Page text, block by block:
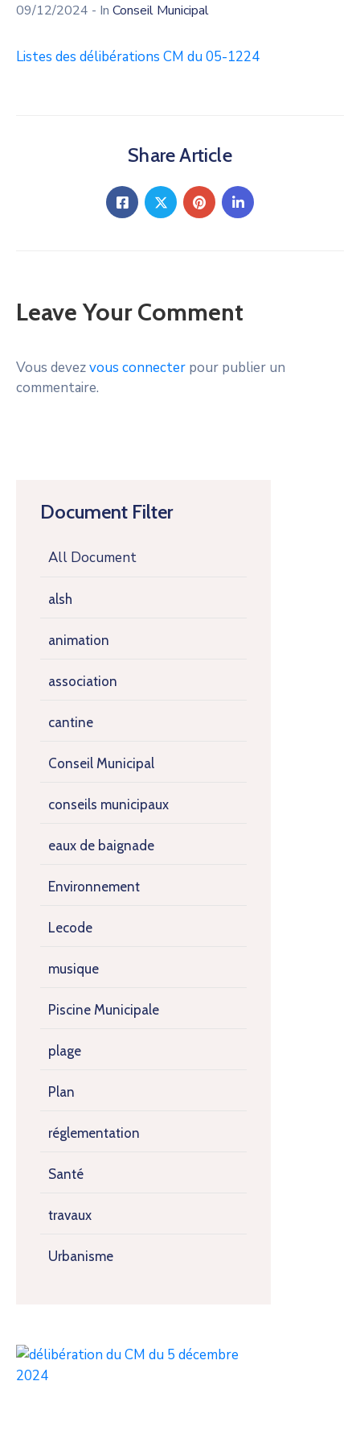
Document Filter
All Document
alsh
animation
association
cantine
Conseil Municipal
conseils municipaux
eaux de baignade
Environnement
Lecode
musique
Piscine Municipale
plage
Plan
réglementation
Santé
travaux
Urbanisme
09/12/2024 - In Conseil Municipal
Listes des délibérations CM du 05-1224
Share Article
Leave Your Comment
Vous devezvous connecter pour publier un
commentaire.